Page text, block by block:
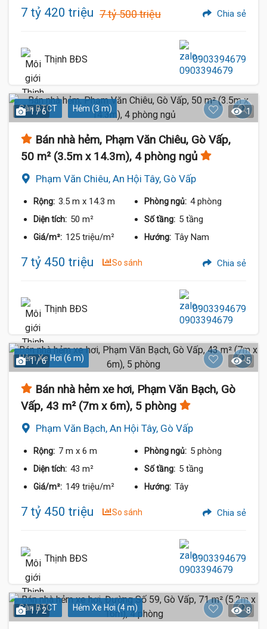
7 tỷ 420 triệu 7 tỷ 500 triệu Chia sẻ
Thịnh BĐS 0903394679
Sàn BTCT Hẻm (3 m)
1 / 6 1
Bán nhà hẻm, Phạm Văn Chiêu, Gò Vấp,
50 m² (3.5m x 14.3m), 4 phòng ngủ
Phạm Văn Chiêu, An Hội Tây, Gò Vấp
Rộng: 3.5 m x 14.3 m Phòng ngủ: 4 phòng
Diện tích: 50 m² Số tầng: 5 tầng
Giá/m²: 125 triệu/m² Hướng: Tây Nam
7 tỷ 450 triệu So sánh Chia sẻ
Thịnh BĐS 0903394679
Hẻm Xe Hơi (6 m)
1 / 6 5
Bán nhà hẻm xe hơi, Phạm Văn Bạch, Gò
Vấp, 43 m² (7m x 6m), 5 phòng
Phạm Văn Bạch, An Hội Tây, Gò Vấp
Rộng: 7 m x 6 m Phòng ngủ: 5 phòng
Diện tích: 43 m² Số tầng: 5 tầng
Giá/m²: 149 triệu/m² Hướng: Tây
7 tỷ 450 triệu So sánh Chia sẻ
Thịnh BĐS 0903394679
Sàn BTCT Hẻm Xe Hơi (4 m)
1 / 2 8